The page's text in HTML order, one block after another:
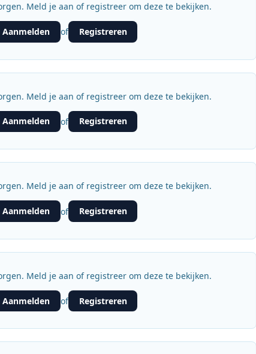
Meld je aan of registreer om deze te bekijken.
Aanmelden of Registreren
Meld je aan of registreer om deze te bekijken.
Aanmelden of Registreren
Meld je aan of registreer om deze te bekijken.
Aanmelden of Registreren
Meld je aan of registreer om deze te bekijken.
Aanmelden of Registreren